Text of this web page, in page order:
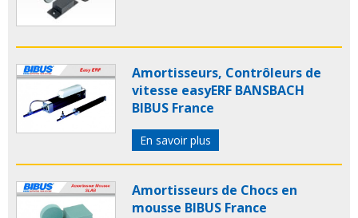
Amortisseurs, Contrôleurs de
vitesse easyERF BANSBACH
BIBUS France
En savoir plus
Amortisseurs de Chocs en
mousse BIBUS France